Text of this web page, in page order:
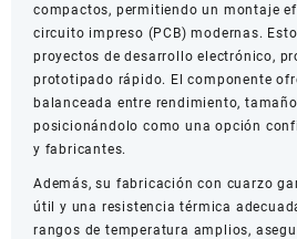
compactos, permitiendo un montaje
circuito impreso (PCB) modernas.
proyectos de desarrollo electrónico,
prototipado rápido. El componente
balanceada entre rendimiento,
posicionándolo como una opción
y fabricantes.
Además, su fabricación con cuarzo
útil y una resistencia térmica
rangos de temperatura amplios,